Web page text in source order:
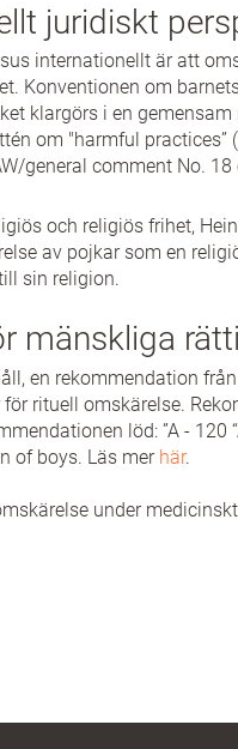
juridiskt
internationellt är att
Konventionen om
klargörs i en
om "harmful practices”
general comment No. 18
och religiös frihet,
av pojkar som en
sin religion.
mänskliga
en rekommendation
rituell omskärelse.
löd: ”A - 120
of boys. Läs mer här.
under